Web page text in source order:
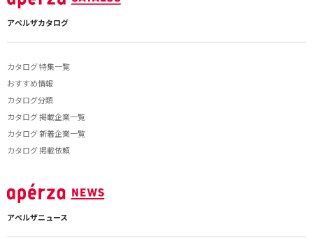
アペルザカタログ
カタログ 特集一覧
おすすめ情報
カタログ分類
カタログ 掲載企業一覧
カタログ 新着企業一覧
カタログ 掲載依頼
アペルザニュース